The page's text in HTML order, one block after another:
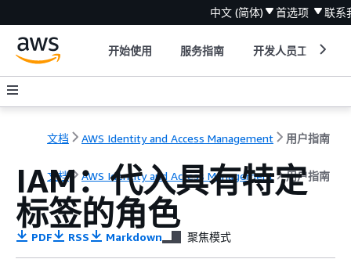
中文 (简体) 首选项 联系
开始使用 服务指南 开发人员工具
文档 AWS Identity and Access Management 用户指南
文档 AWS Identity and Access Management 用户指南
IAM：代入具有特定
标签的角色
PDF RSS Markdown 聚焦模式